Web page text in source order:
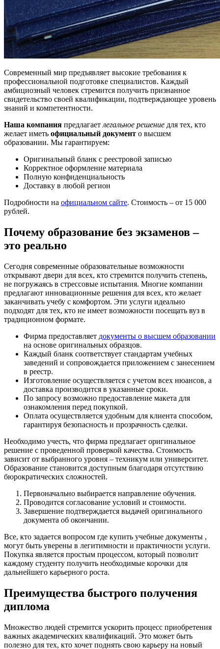
Современный мир предъявляет высокие требования к
профессиональной подготовке специалистов. Каждый
амбициозный человек стремится получить признанное
свидетельство своей квалификации, подтверждающее уровень
знаний и компетентности.
Наша компания предлагает легальное решение для тех, кто
желает иметь официальный документ о высшем
образовании. Мы гарантируем:
Оригинальный бланк с реестровой записью
Корректное оформление материала
Полную конфиденциальность
Доставку в любой регион
Подробности на официальном сайте. Стоимость – от 15 000
рублей.
Почему образование без экзаменов –
это реально
Сегодня современные образовательные возможности
открывают двери для всех, кто стремится получить степень,
не погружаясь в стрессовые испытания. Многие компании
предлагают инновационные решения для всех, кто желает
заканчивать учебу с комфортом. Эти услуги идеально
подходят для тех, кто не имеет возможности посещать вуз в
традиционном формате.
Фирма предоставляет документы о высшем образовании
на основе оригинальных образцов.
Каждый бланк соответствует стандартам учебных
заведений и сопровождается приложением с занесением
в реестр.
Изготовление осуществляется с учетом всех нюансов, а
доставка производится в указанные сроки.
По запросу возможно предоставление макета для
ознакомления перед покупкой.
Оплата осуществляется удобным для клиента способом,
гарантируя безопасность и прозрачность сделки.
Необходимо учесть, что фирма предлагает оригинальное
решение с проведенной проверкой качества. Стоимость
зависит от выбранного уровня – техникум или университет.
Образование становится доступным благодаря отсутствию
бюрократических сложностей.
Первоначально выбирается направление обучения.
Проводится согласование условий и стоимости.
Завершение подтверждается выдачей оригинального
документа об окончании.
Все, кто задается вопросом где купить учебные документы ,
могут быть уверены в легитимности и практичности услуги.
Покупка является простым процессом, который позволит
каждому студенту получить необходимые корочки для
дальнейшего карьерного роста.
Преимущества быстрого получения
диплома
Множество людей стремится ускорить процесс приобретения
важных академических квалификаций. Это может быть
полезно для тех, кто хочет поднять свою карьеру на новый